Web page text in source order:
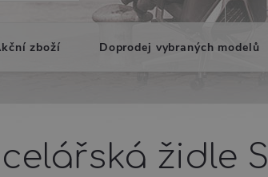
zboží Doprodej vybraných modelů
židle